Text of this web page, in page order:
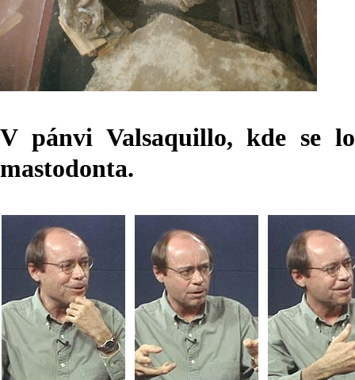
V pánvi Valsaquillo, kde se
mastodonta.